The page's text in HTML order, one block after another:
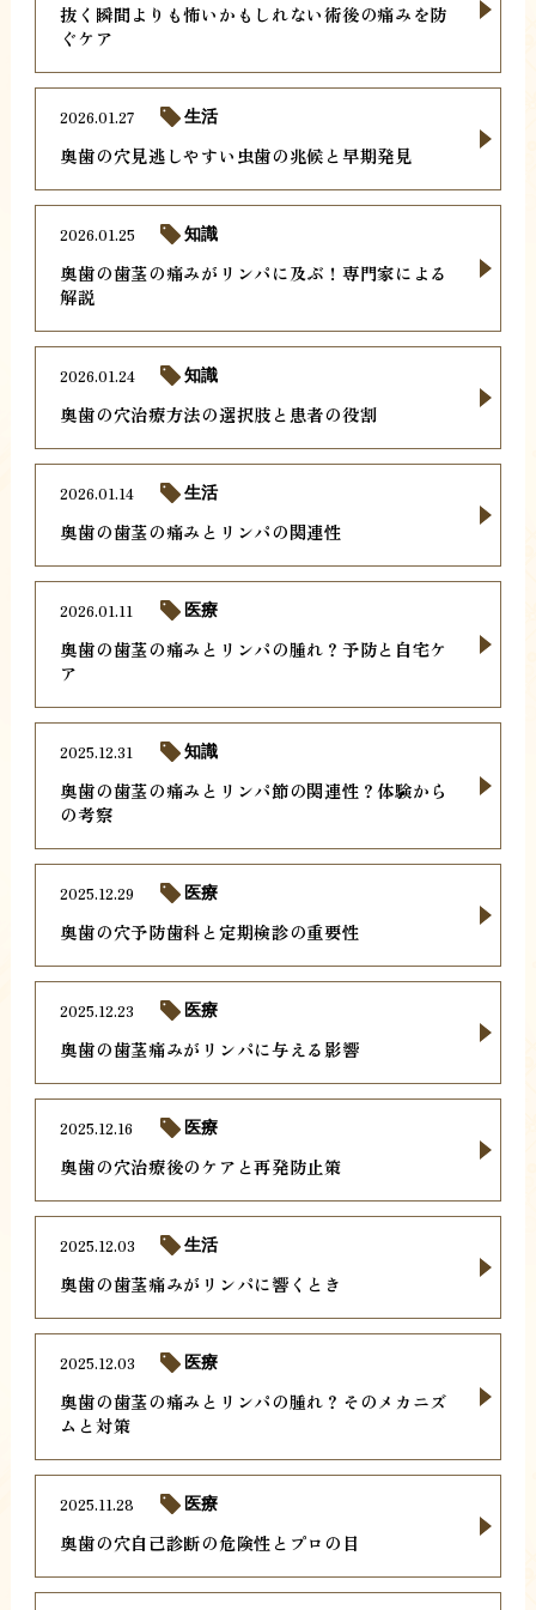
抜く瞬間よりも怖いかもしれない術後の痛みを防
ぐケア
奥歯の穴見逃しやすい虫歯の兆候と早期発見
2026.01.27 生活
奥歯の歯茎の痛みがリンパに及ぶ！専門家による
解説
2026.01.25 知識
奥歯の穴治療方法の選択肢と患者の役割
2026.01.24 知識
奥歯の歯茎の痛みとリンパの関連性
2026.01.14 生活
奥歯の歯茎の痛みとリンパの腫れ？予防と自宅ケ
ア
2026.01.11 医療
奥歯の歯茎の痛みとリンパ節の関連性？体験から
の考察
2025.12.31 知識
奥歯の穴予防歯科と定期検診の重要性
2025.12.29 医療
奥歯の歯茎痛みがリンパに与える影響
2025.12.23 医療
奥歯の穴治療後のケアと再発防止策
2025.12.16 医療
奥歯の歯茎痛みがリンパに響くとき
2025.12.03 生活
奥歯の歯茎の痛みとリンパの腫れ？そのメカニズ
ムと対策
2025.12.03 医療
奥歯の穴自己診断の危険性とプロの目
2025.11.28 医療